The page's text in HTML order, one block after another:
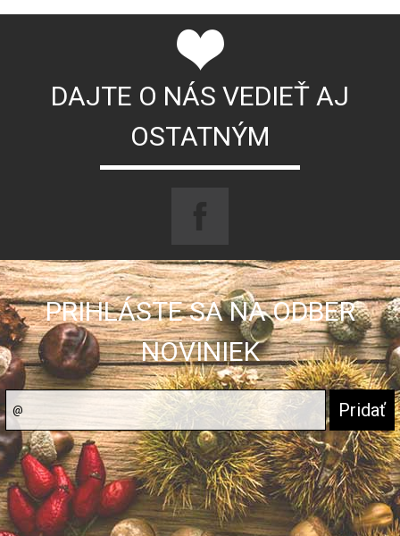
DAJTE O NÁS VEDIEŤ AJ
OSTATNÝM
PRIHLÁSTE SA NA ODBER
NOVINIEK